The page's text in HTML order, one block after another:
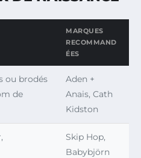
MARQUES
RECOMMAND
ÉES
ou brodés
de
Aden +
Anais, Cath
Kidston
Skip Hop,
Babybjörn